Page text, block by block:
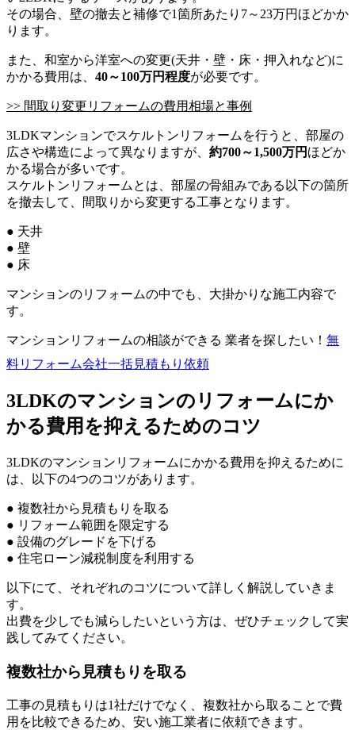
その場合、壁の撤去と補修で1箇所あたり7～23万円ほどかか
ります。
また、和室から洋室への変更(天井・壁・床・押入れなど)に
かかる費用は、 40～100万円程度が必要です。
>> 間取り変更リフォームの費用相場と事例
3LDKマンションでスケルトンリフォームを行うと、部屋の
広さや構造によって異なりますが、 約700～1,500万円 ほどか
かる場合が多いです。
スケルトンリフォームとは、部屋の骨組みである以下の箇所
を撤去して、間取りから変更する工事となります。
● 天井
● 壁
● 床
マンションのリフォームの中でも、大掛かりな施工内容で
す。
マンションリフォームの相談ができる 業者を探したい！ 無
料リフォーム会社一括見積もり依頼
3LDKのマンションのリフォームにか
かる費用を抑えるためのコツ
3LDKのマンションリフォームにかかる費用を抑えるために
は、以下の4つのコツがあります。
● 複数社から見積もりを取る
● リフォーム範囲を限定する
● 設備のグレードを下げる
● 住宅ローン減税制度を利用する
以下にて、それぞれのコツについて詳しく解説していきま
す。
出費を少しでも減らしたいという方は、ぜひチェックして実
践してみてください。
複数社から見積もりを取る
工事の見積もりは1社だけでなく、複数社から取ることで費
用を比較できるため、安い施工業者に依頼できます。